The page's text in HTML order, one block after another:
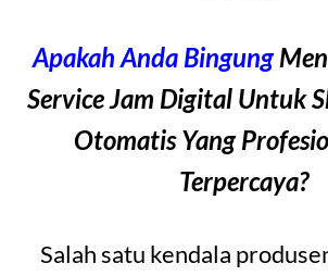
Apakah Anda Bingung
Service Jam Digital Untuk
Otomatis Yang
Terpercaya?
Salah satu kendala